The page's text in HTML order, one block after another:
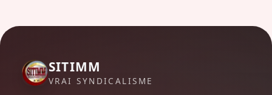
SITIMM
VRAI SYNDICALISME